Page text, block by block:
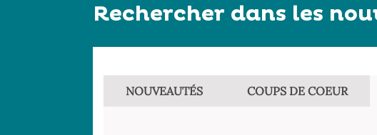
Rechercher dans les
NOUVEAUTÉS COUPS DE COEUR